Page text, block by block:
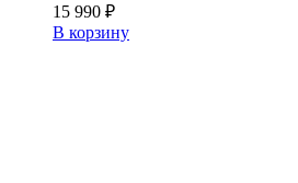
15 990 ₽
В корзину